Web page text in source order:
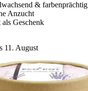
& farbenprächtig
Anzucht
als Geschenk
11. August